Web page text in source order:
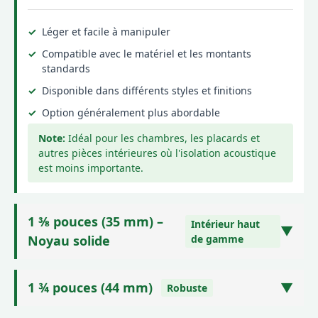
Léger et facile à manipuler
Compatible avec le matériel et les montants
standards
Disponible dans différents styles et finitions
Option généralement plus abordable
Idéal pour les chambres, les placards et
autres pièces intérieures où l'isolation acoustique
est moins importante.
1 ⅜ pouces (35 mm) –
Noyau solide
Intérieur haut
de gamme
▼
garnie de panneaux de particules ou de bois
1 ¾ pouces (44 mm) Robuste ▼